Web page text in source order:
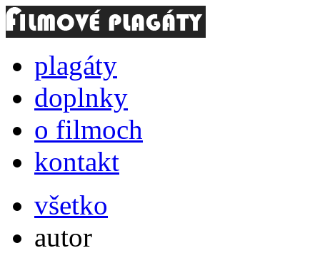
plagáty
doplnky
o filmoch
kontakt
všetko
autor